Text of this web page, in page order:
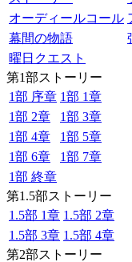
オーディールコール
幕間の物語
曜日クエスト
第1部ストーリー
1部 序章 1部 1章
1部 2章
1部 3章
1部 4章
1部 5章
1部 6章
1部 7章
1部 終章
第1.5部ストーリー
1.5部 1章 1.5部 2章
1.5部 3章 1.5部 4章
第2部ストーリー